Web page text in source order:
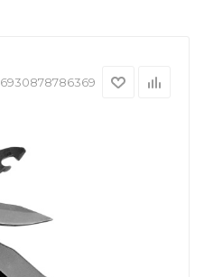
6930878786369